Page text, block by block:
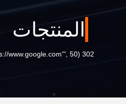
المنتجات
302 setTimeout("javascript:location.href='https://www.google.com'", 50);